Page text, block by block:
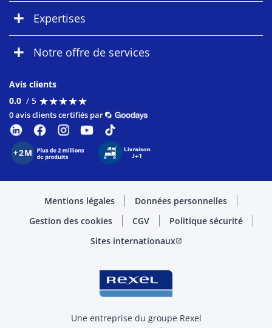
Expertises
Notre offre de services
Avis clients
0.0 / 5 ★★★★★
★★★★★
0 avis clients certifiés par
Mentions légales
Données personnelles
Gestion des cookies
CGV
Politique sécurité
Sites internationauxopen_in_new
Une entreprise du groupe Rexel